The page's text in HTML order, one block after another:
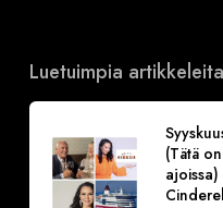
Luetuimpia artikkeleita
(Tätä